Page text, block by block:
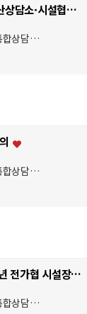
<26.7.21> 2026년 울산상담소·시설협의회 제4차 운영위원회 및 간담회 참석
합상담…
합상담…
<26.06.09~10> 2026년 전가협 시설장 회의 & 워크숍
합상담…